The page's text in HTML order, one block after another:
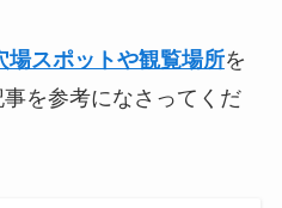
場スポットや観覧場所を
を参考になさってくだ